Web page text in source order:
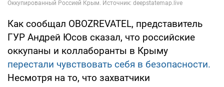
Как сообщал OBOZREVATEL, представитель
ГУР Андрей Юсов сказал, что российские
оккупаны и коллаборанты в Крыму
перестали чувствовать себя в безопасности.
Несмотря на то, что захватчики